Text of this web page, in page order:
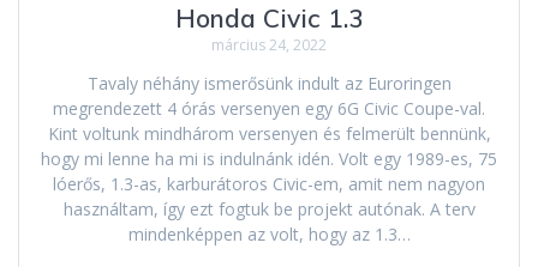
Honda Civic 1.3
március 24, 2022
Tavaly néhány ismerősünk indult az Euroringen
megrendezett 4 órás versenyen egy 6G Civic Coupe-val.
Kint voltunk mindhárom versenyen és felmerült bennünk,
hogy mi lenne ha mi is indulnánk idén. Volt egy 1989-es, 75
lóerős, 1.3-as, karburátoros Civic-em, amit nem nagyon
használtam, így ezt fogtuk be projekt autónak. A terv
mindenképpen az volt, hogy az 1.3…